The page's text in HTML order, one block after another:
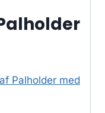
Palholder med